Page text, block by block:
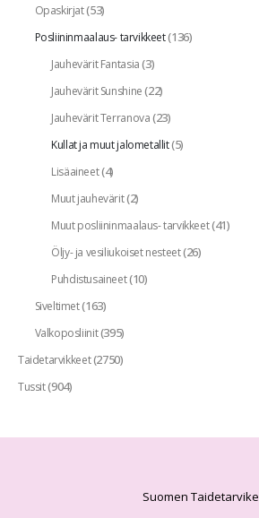
Opaskirjat(53)
Posliininmaalaus- tarvikkeet(136)
Jauhevärit Fantasia(3)
Jauhevärit Sunshine(22)
Jauhevärit Terranova(23)
Kullat ja muut jalometallit(5)
Lisäaineet(4)
Muut jauhevärit(2)
Muut posliininmaalaus- tarvikkeet(41)
Öljy- ja vesiliukoiset nesteet(26)
Puhdistusaineet(10)
Siveltimet(163)
Valkoposliinit(395)
Taidetarvikkeet(2750)
Tussit(904)
Suomen Taidetarvike